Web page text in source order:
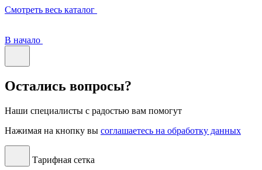
Смотреть весь каталог
В начало
Остались вопросы?
Наши специалисты с радостью вам помогут
Нажимая на кнопку вы соглашаетесь на обработку данных
Тарифная сетка